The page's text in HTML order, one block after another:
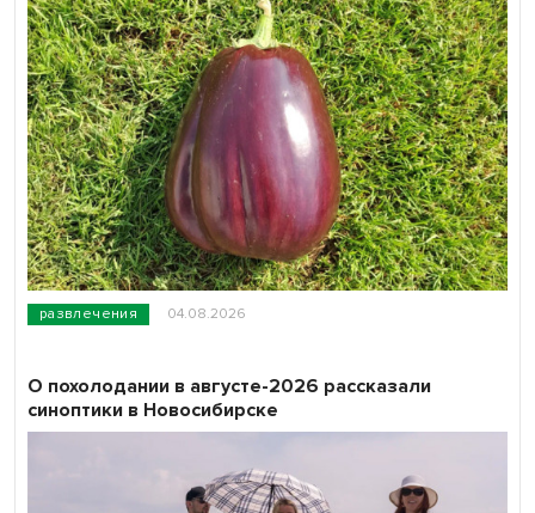
развлечения 04.08.2026
О похолодании в августе-2026 рассказали
синоптики в Новосибирске